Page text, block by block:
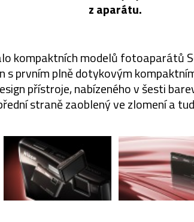
z aparátu.
kompaktních modelů fotoaparátů
s prvním plně dotykovým
přístroje, nabízeného v šesti
straně zaoblený ve zlomení a